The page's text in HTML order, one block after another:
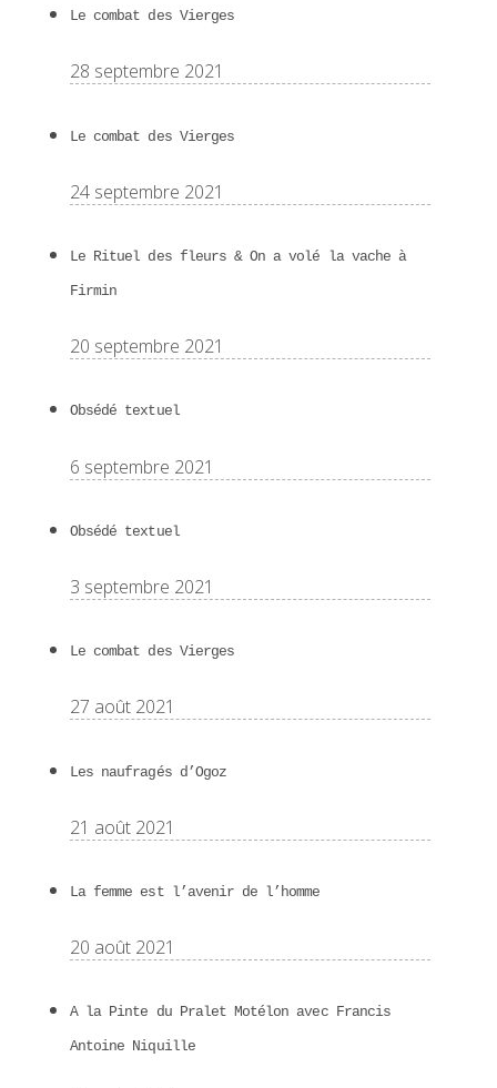
Le combat des Vierges
28 septembre 2021
Le combat des Vierges
24 septembre 2021
Le Rituel des fleurs & On a volé la vache à
Firmin
20 septembre 2021
Obsédé textuel
6 septembre 2021
Obsédé textuel
3 septembre 2021
Le combat des Vierges
27 août 2021
Les naufragés d’Ogoz
21 août 2021
La femme est l’avenir de l’homme
20 août 2021
A la Pinte du Pralet Motélon avec Francis
Antoine Niquille